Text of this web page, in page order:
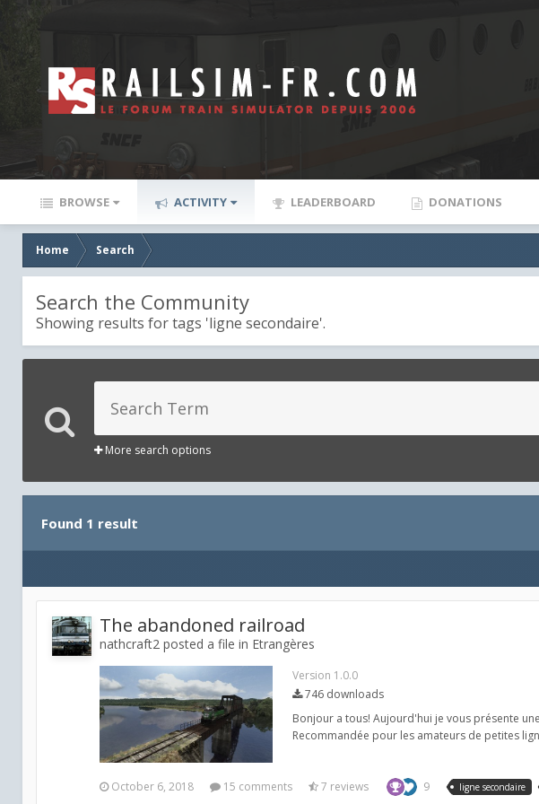
BROWSE ACTIVITY LEADERBOARD DONATIONS
Home Search
Search the Community
Showing results for tags 'ligne secondaire'.
More search options
Found 1 result
The abandoned railroad
nathcraft2 posted a file in Etrangères
Version 1.0.0
746 downloads
Bonjour a tous! Aujourd'hui je vous présente
Recommandée pour les amateurs de petites
October 6, 2018 15 comments 7 reviews 9 ligne secondaire